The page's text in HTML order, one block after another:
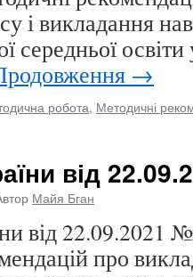
і викладання
середньої
→
робота, Методичні
від
Майя Бган
від 22.09.2021
про